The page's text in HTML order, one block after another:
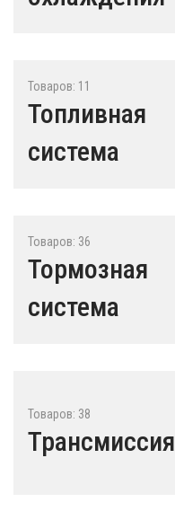
Товаров: 11
Топливная
система
Товаров: 36
Тормозная
система
Товаров: 38
Трансмиссия